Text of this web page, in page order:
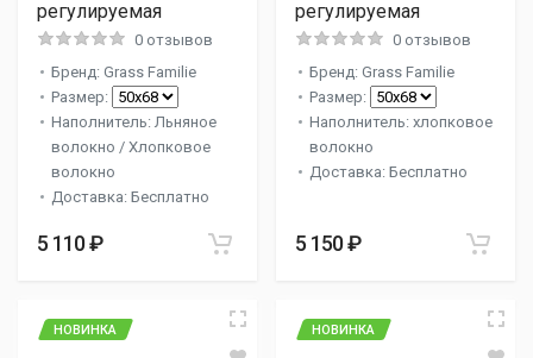
регулируемая
0 отзывов
Бренд: Grass Familie
Размер:
Наполнитель: Льняное
волокно / Хлопковое
волокно
Доставка: Бесплатно
5 110 ₽
регулируемая
0 отзывов
Бренд: Grass Familie
Размер:
Наполнитель: хлопковое
волокно
Доставка: Бесплатно
5 150 ₽
НОВИНКА НОВИНКА